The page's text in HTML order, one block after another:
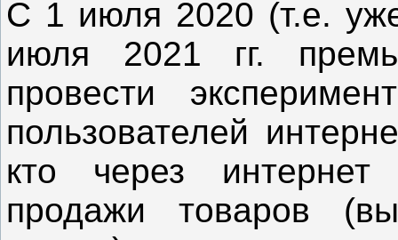
С 1 июля 2020 (т.е.
июля 2021 гг.
провести
пользователей
кто через
продажи товаров